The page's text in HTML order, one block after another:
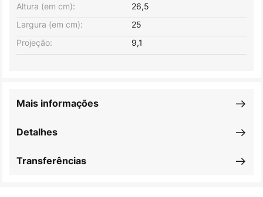
Largura (em cm): 25
Altura (em cm): 26,5
Projeção: 9,1
Detalhes
Mais informações
Transferências